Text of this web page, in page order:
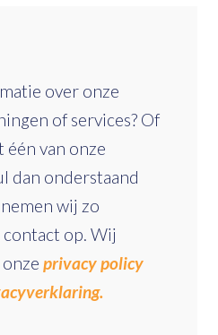
over onze
of services? Of
van onze
dan onderstaand
wij zo
op. Wij
privacy policy